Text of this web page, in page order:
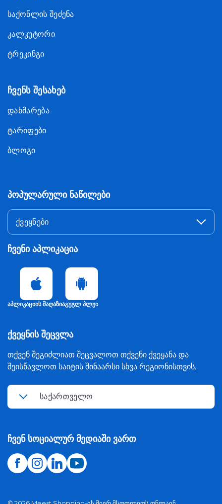
საქონლის შეძენა
კალკუტორი
ტრეკინგი
ჩვენს შესახებ
დახმარება
ტარიფები
ბლოგი
პოპულარული ნაწილები
ქვეყნები
ჩვენი აპლიკაცია
აპლიკაციის მაღაზიაგუგლ პლეი
ქვეყნის შეცვლა
თქვენ შეგიძლიათ შეცვალოთ თქვენი ქვეყანა და
შეისწავლოთ საიტის შინაარსი სხვა რეგიონისთვის.
საქართველო
ჩვენ სოციალურ მედიაში ვართ